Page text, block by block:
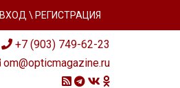
ВХОД \ РЕГИСТРАЦИЯ
+7 (903) 749-62-23
om@opticmagazine.ru